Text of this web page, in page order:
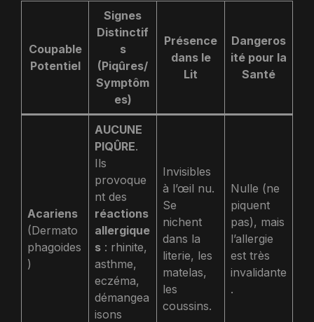
Coupable
Potentiel
Signes
Distinctif
s
(Piqûres/
Symptôm
es)
Présence
dans le
Lit
Dangeros
ité pour la
Santé
Acariens
(Dermato
phagoides
)
AUCUNE
PIQÛRE.
Ils
provoque
nt des
réactions
allergique
s : rhinite,
asthme,
eczéma,
démangea
isons
Invisibles
à l’œil nu.
Se
nichent
dans la
literie, les
matelas,
les
coussins.
Nulle (ne
piquent
pas), mais
l’allergie
est très
invalidante
.